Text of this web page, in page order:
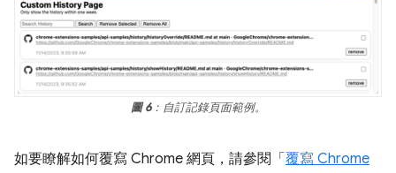
圖 6：自訂記錄頁面範例。
如要瞭解如何覆寫 Chrome 網頁，請參閱「 覆寫 Chrome